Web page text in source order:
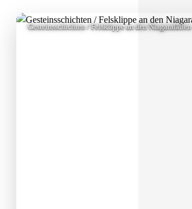
Gesteinsschichten / Felsklippe an den Niagarafällen